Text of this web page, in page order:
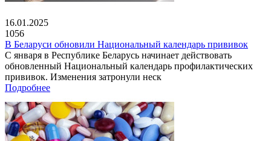
16.01.2025
1056
В Беларуси обновили Национальный календарь прививок
С января в Республике Беларусь начинает действовать
обновленный Национальный календарь профилактических
прививок. Изменения затронули неск
Подробнее